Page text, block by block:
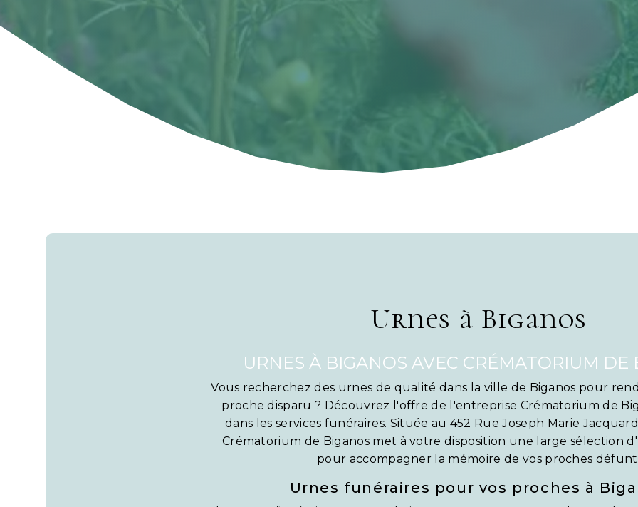
Urnes à Biganos
URNES À BIGANOS AVEC CRÉMATORIUM DE
Vous recherchez des urnes de qualité dans la ville de Biganos pour
proche disparu ? Découvrez l'offre de l'entreprise Crématorium de
dans les services funéraires. Située au 452 Rue Joseph Marie
Crématorium de Biganos met à votre disposition une large sélection
pour accompagner la mémoire de vos proches
Urnes funéraires pour vos proches à